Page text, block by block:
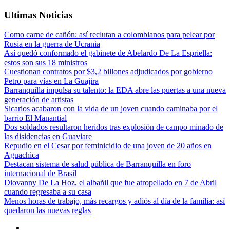
Ultimas Noticias
Como carne de cañón: así reclutan a colombianos para pelear por
Rusia en la guerra de Ucrania
Así quedó conformado el gabinete de Abelardo De La Espriella:
estos son sus 18 ministros
Cuestionan contratos por $3,2 billones adjudicados por gobierno
Petro para vías en La Guajira
Barranquilla impulsa su talento: la EDA abre las puertas a una nueva
generación de artistas
Sicarios acabaron con la vida de un joven cuando caminaba por el
barrio El Manantial
Dos soldados resultaron heridos tras explosión de campo minado de
las disidencias en Guaviare
Repudio en el Cesar por feminicidio de una joven de 20 años en
Aguachica
Destacan sistema de salud pública de Barranquilla en foro
internacional de Brasil
Diovanny De La Hoz, el albañil que fue atropellado en 7 de Abril
cuando regresaba a su casa
Menos horas de trabajo, más recargos y adiós al día de la familia: así
quedaron las nuevas reglas